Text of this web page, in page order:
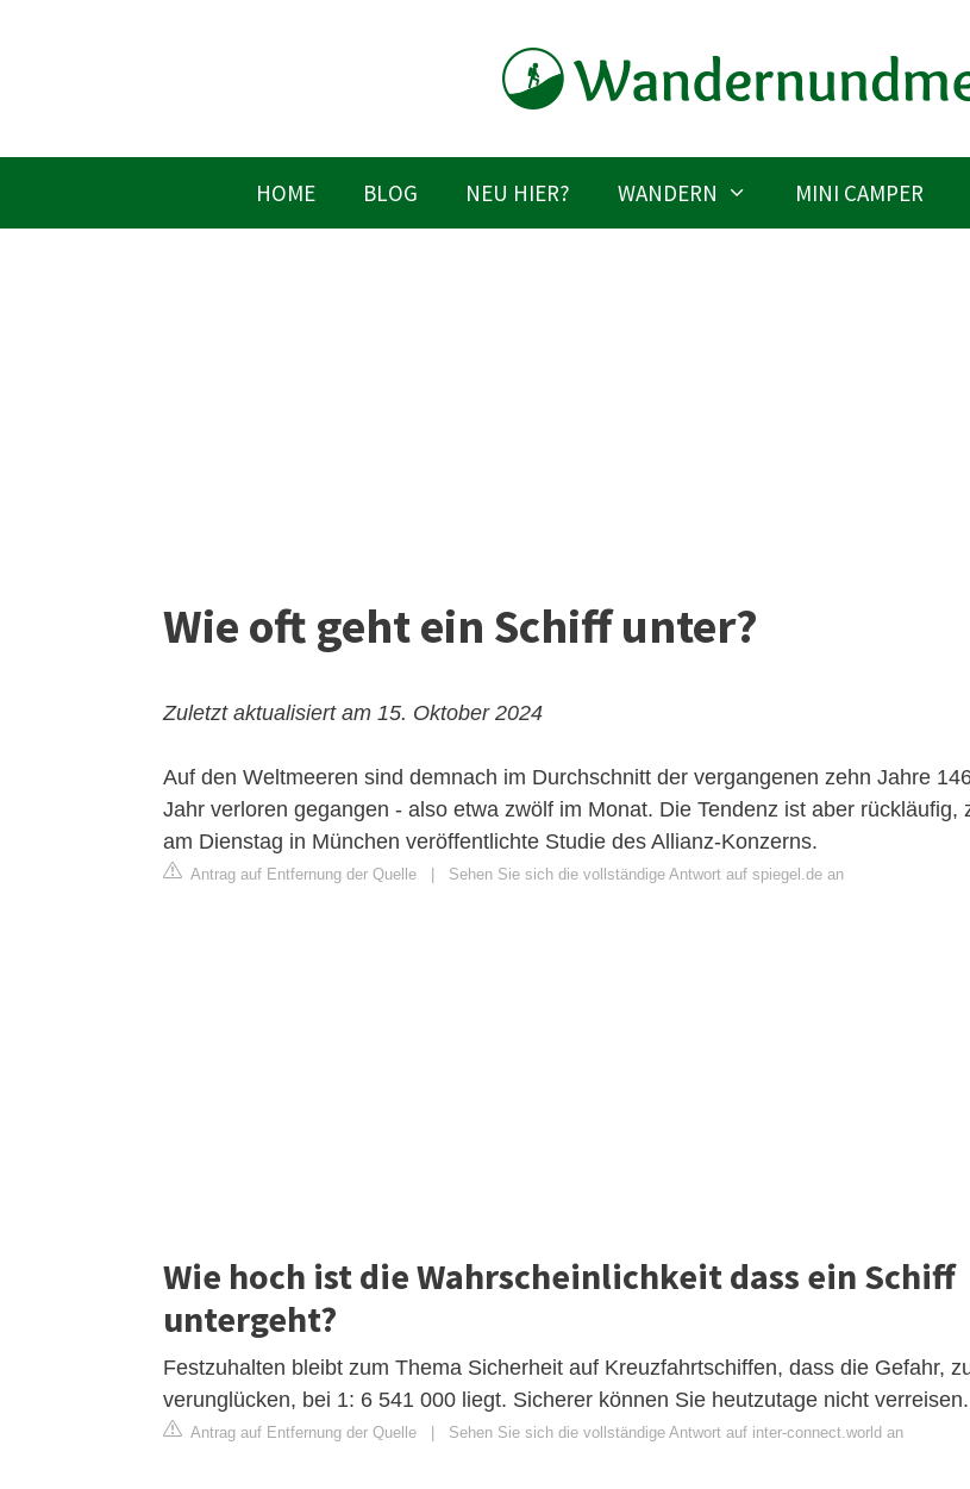
HOME BLOG NEU HIER? WANDERN MINI CAMPER
Wie oft geht ein Schiff unter?
Zuletzt aktualisiert am 15. Oktober 2024
Auf den Weltmeeren sind demnach im Durchschnitt der vergangenen zehn Jahre
Jahr verloren gegangen - also etwa zwölf im Monat. Die Tendenz ist aber rückläufig,
am Dienstag in München veröffentlichte Studie des Allianz-Konzerns.
Antrag auf Entfernung der Quelle Sehen Sie sich die vollständige Antwort auf spiegel.de an
Wie hoch ist die Wahrscheinlichkeit dass ein Schiff
untergeht?
Festzuhalten bleibt zum Thema Sicherheit auf Kreuzfahrtschiffen, dass die Gefahr,
verunglücken, bei 1: 6 541 000 liegt. Sicherer können Sie heutzutage nicht verreisen.
Antrag auf Entfernung der Quelle Sehen Sie sich die vollständige Antwort auf inter-connect.world an